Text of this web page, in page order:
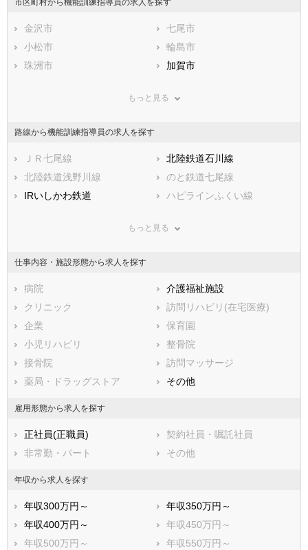
石川県 福井県
静岡県
滋賀県
兵庫県
山口県
福岡県
佐賀県
熊本県
宮崎県
鹿児島県
市区町村から機能訓練指導員の求人を探す
金沢市
七尾市
小松市
輪島市
珠洲市
加賀市
能美市
河北郡津幡町
羽咋郡志賀町
羽咋郡宝達志水町
鹿島郡中能登町
鳳珠郡穴水町
鳳珠郡能登町
もっと見る
路線から機能訓練指導員の求人を探す
ＪＲ七尾線
北陸鉄道石川線
北陸鉄道浅野川線
のと鉄道七尾線
IRいしかわ鉄道
ハピラインふくい線
もっと見る
仕事内容・施設形態から求人を探す
病院
介護福祉施設
クリニック
訪問リハビリ(在宅医療)
企業
保育園
小児リハビリ
整骨院
接骨院
訪問マッサージ
薬局・ドラッグストア
その他
雇用形態から求人を探す
正社員(正職員)
契約社員・嘱託社員
非常勤・パート
その他
年収から求人を探す
年収300万円～
年収350万円～
年収400万円～
年収450万円～
年収500万円～
年収550万円～